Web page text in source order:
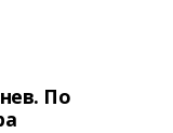
По